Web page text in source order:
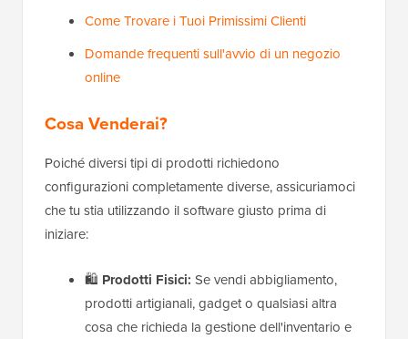
Come Trovare i Tuoi Primissimi Clienti
Domande frequenti sull'avvio di un negozio
online
Cosa Venderai?
Poiché diversi tipi di prodotti richiedono
configurazioni completamente diverse, assicuriamoci
che tu stia utilizzando il software giusto prima di
iniziare:
🛍️ Prodotti Fisici: Se vendi abbigliamento,
prodotti artigianali, gadget o qualsiasi altra
cosa che richieda la gestione dell'inventario e